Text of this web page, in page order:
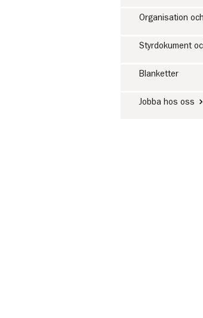
Organisation
Styrdokument
Blanketter
Jobba hos oss